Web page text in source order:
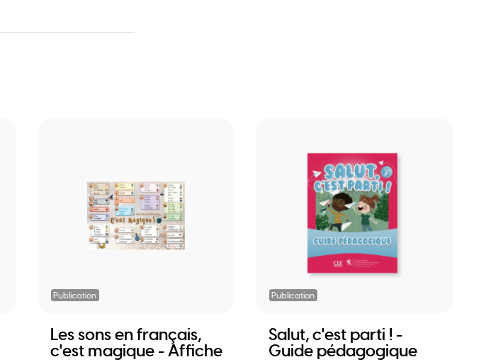
Publication
Les sons en français,
c'est magique - Affiche
Publication
Salut, c'est parti ! -
Guide pédagogique